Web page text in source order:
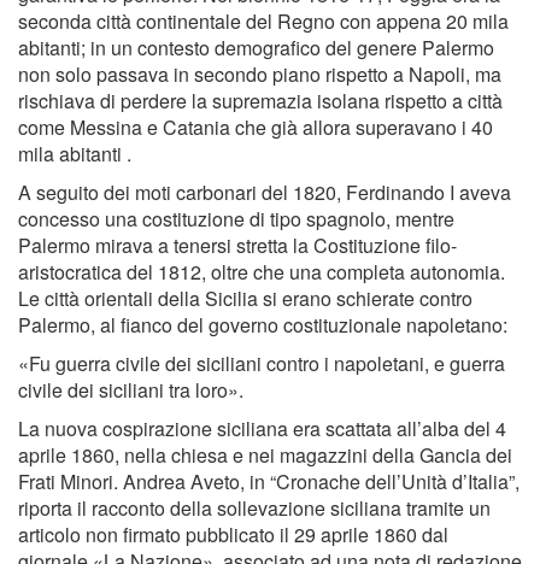
seconda città continentale del Regno con appena 20 mila
abitanti; in un contesto demografico del genere Palermo
non solo passava in secondo piano rispetto a Napoli, ma
rischiava di perdere la supremazia isolana rispetto a città
come Messina e Catania che già allora superavano i 40
mila abitanti .
A seguito dei moti carbonari del 1820, Ferdinando I aveva
concesso una costituzione di tipo spagnolo, mentre
Palermo mirava a tenersi stretta la Costituzione filo-
aristocratica del 1812, oltre che una completa autonomia.
Le città orientali della Sicilia si erano schierate contro
Palermo, al fianco del governo costituzionale napoletano:
«Fu guerra civile dei siciliani contro i napoletani, e guerra
civile dei siciliani tra loro».
La nuova cospirazione siciliana era scattata all’alba del 4
aprile 1860, nella chiesa e nei magazzini della Gancia dei
Frati Minori. Andrea Aveto, in “Cronache dell’Unità d’Italia”,
riporta il racconto della sollevazione siciliana tramite un
articolo non firmato pubblicato il 29 aprile 1860 dal